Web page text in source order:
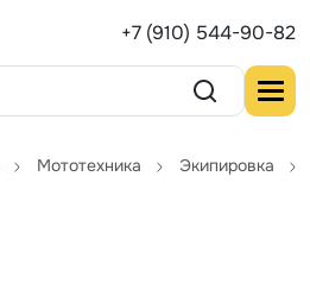
+7 (910) 544-90-82
Мототехника Экипировка